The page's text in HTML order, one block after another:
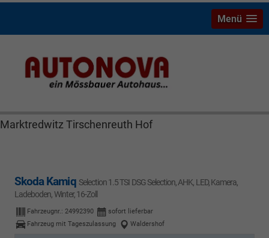
Skoda Kamiq Bayreuth Nützel Mössbauer Autonova
Brucker Räthel MGS Autohaus günstig Finanzierung
Marktredwitz Tirschenreuth Hof
Menü
Skoda Kamiq Selection 1.5 TSI DSG Selection, AHK, LED, Kamera,
Ladeboden, Winter, 16-Zoll
Fahrzeugnr.: 24992390
sofort lieferbar
Fahrzeug mit Tageszulassung
Waldershof